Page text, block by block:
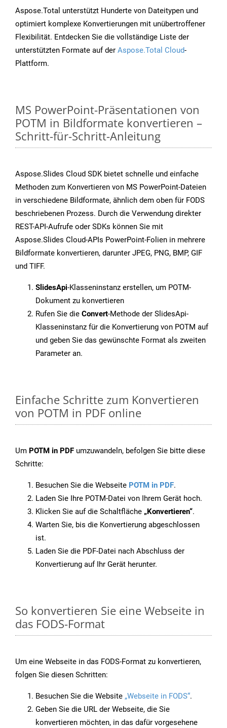
Aspose.Total unterstützt Hunderte von Dateitypen und
optimiert komplexe Konvertierungen mit unübertroffener
Flexibilität. Entdecken Sie die vollständige Liste der
unterstützten Formate auf der Aspose.Total Cloud-
Plattform.
MS PowerPoint-Präsentationen von
POTM in Bildformate konvertieren –
Schritt-für-Schritt-Anleitung
Aspose.Slides Cloud SDK bietet schnelle und einfache
Methoden zum Konvertieren von MS PowerPoint-Dateien
in verschiedene Bildformate, ähnlich dem oben für FODS
beschriebenen Prozess. Durch die Verwendung direkter
REST-API-Aufrufe oder SDKs können Sie mit
Aspose.Slides Cloud-APIs PowerPoint-Folien in mehrere
Bildformate konvertieren, darunter JPEG, PNG, BMP, GIF
und TIFF.
SlidesApi-Klasseninstanz erstellen, um POTM-
Dokument zu konvertieren
Rufen Sie die Convert-Methode der SlidesApi-
Klasseninstanz für die Konvertierung von POTM auf
und geben Sie das gewünschte Format als zweiten
Parameter an.
Einfache Schritte zum Konvertieren
von POTM in PDF online
Um POTM in PDF umzuwandeln, befolgen Sie bitte diese
Schritte:
Besuchen Sie die Webseite POTM in PDF.
Laden Sie Ihre POTM-Datei von Ihrem Gerät hoch.
Klicken Sie auf die Schaltfläche „Konvertieren“.
Warten Sie, bis die Konvertierung abgeschlossen
ist.
Laden Sie die PDF-Datei nach Abschluss der
Konvertierung auf Ihr Gerät herunter.
So konvertieren Sie eine Webseite in
das FODS-Format
Um eine Webseite in das FODS-Format zu konvertieren,
folgen Sie diesen Schritten:
Besuchen Sie die Website „Webseite in FODS“.
Geben Sie die URL der Webseite, die Sie
konvertieren möchten, in das dafür vorgesehene